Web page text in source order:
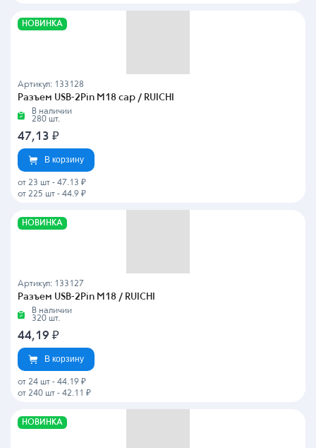
НОВИНКА
Артикул: 133128
Разъем USB-2Pin M18 cap / RUICHI
В наличии
280 шт.
47,13 ₽
В корзину
от 23 шт - 47.13 ₽
от 225 шт - 44.9 ₽
НОВИНКА
Артикул: 133127
Разъем USB-2Pin M18 / RUICHI
В наличии
320 шт.
44,19 ₽
В корзину
от 24 шт - 44.19 ₽
от 240 шт - 42.11 ₽
НОВИНКА